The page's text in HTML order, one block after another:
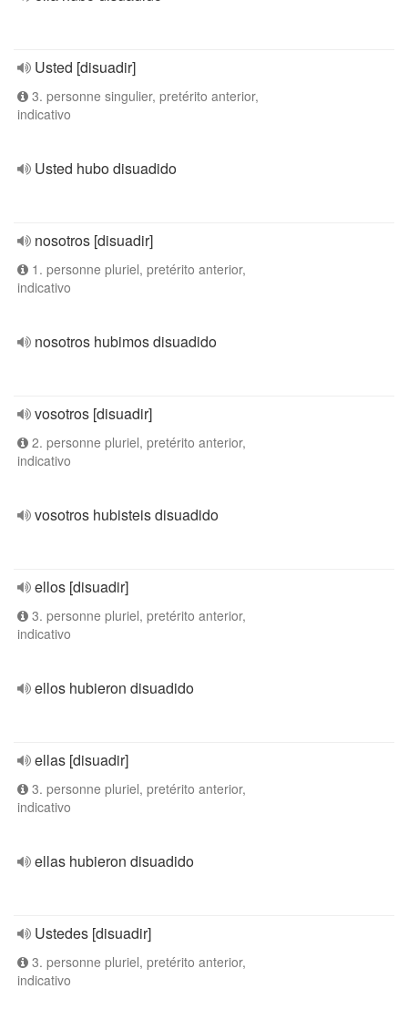
Usted [disuadir]
3. personne singulier, pretérito anterior,
indicativo
Usted hubo disuadido
nosotros [disuadir]
1. personne pluriel, pretérito anterior,
indicativo
nosotros hubimos disuadido
vosotros [disuadir]
2. personne pluriel, pretérito anterior,
indicativo
vosotros hubisteis disuadido
ellos [disuadir]
3. personne pluriel, pretérito anterior,
indicativo
ellos hubieron disuadido
ellas [disuadir]
3. personne pluriel, pretérito anterior,
indicativo
ellas hubieron disuadido
Ustedes [disuadir]
3. personne pluriel, pretérito anterior,
indicativo